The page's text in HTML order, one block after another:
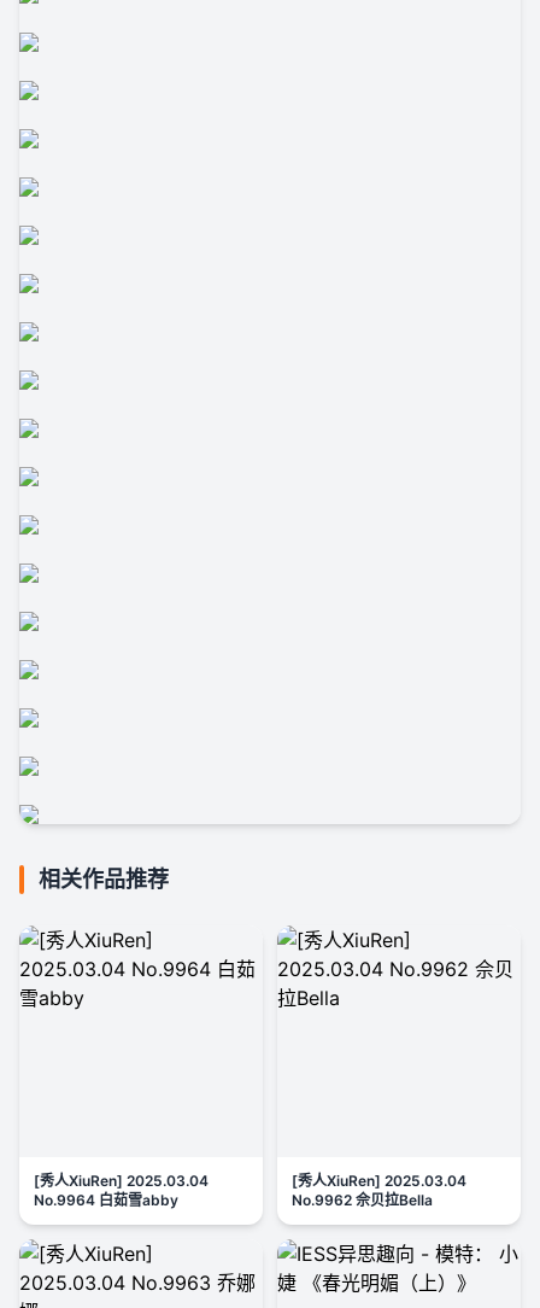
相关作品推荐
[秀人XiuRen] 2025.03.04
No.9964 白茹雪abby
[秀人XiuRen] 2025.03.04
No.9962 佘贝拉Bella